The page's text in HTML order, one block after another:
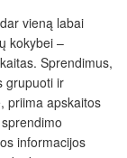
vieną labai
kokybei –
Sprendimus,
grupuoti ir
priima apskaitos
informacijos